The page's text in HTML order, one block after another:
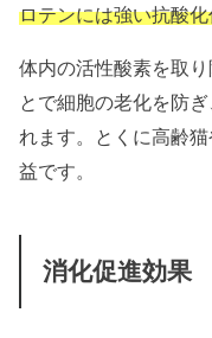
ロテンには強い抗酸
体内の活性酸素を取
とで細胞の老化を防
れます。とくに高齢
益です。
消化促進効果